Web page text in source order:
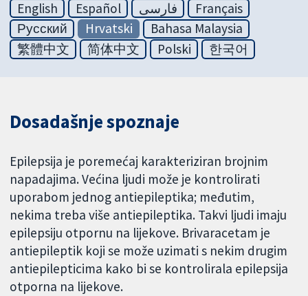
English
Español فارسی
Français
Русский
Hrvatski
Bahasa Malaysia
繁體中文
简体中文 Polski 한국어
Dosadašnje spoznaje
Epilepsija je poremećaj karakteriziran brojnim
napadajima. Većina ljudi može je kontrolirati
uporabom jednog antiepileptika; međutim,
nekima treba više antiepileptika. Takvi ljudi imaju
epilepsiju otpornu na lijekove. Brivaracetam je
antiepileptik koji se može uzimati s nekim drugim
antiepilepticima kako bi se kontrolirala epilepsija
otporna na lijekove.